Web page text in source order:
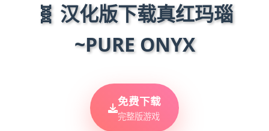
🧬 汉化版下载真红玛瑙
~PURE ONYX
免费下载
完整版游戏